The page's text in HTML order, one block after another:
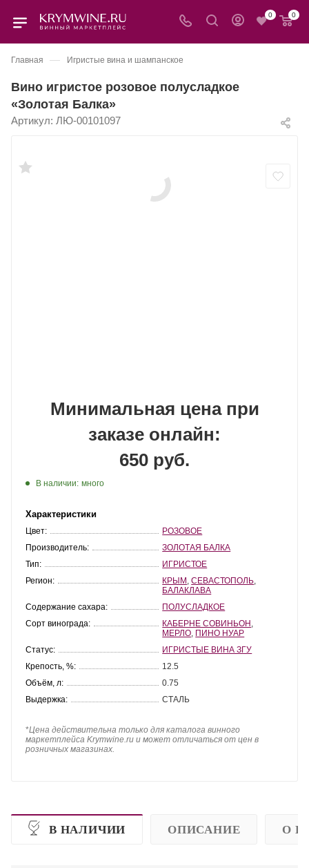
0 0
Главная — Игристые вина и шампанское
Вино игристое розовое полусладкое
«Золотая Балка»
Артикул: ЛЮ-00101097
Минимальная цена при
заказе онлайн:
650 руб.
В наличии: много
Характеристики
Цвет:
РОЗОВОЕ
Производитель:
ЗОЛОТАЯ БАЛКА
Тип:
ИГРИСТОЕ
Регион:
КРЫМ ,СЕВАСТОПОЛЬ
БАЛАКЛАВА
Содержание сахара:
ПОЛУСЛАДКОЕ
Сорт винограда:
КАБЕРНЕ СОВИНЬОН
МЕРЛО ПИНО НУАР
Статус:
ИГРИСТЫЕ ВИНА ЗГУ
Крепость, %:
12.5
Объём, л:
0.75
Выдержка:
СТАЛЬ
*Цена действительна только для каталога винного
маркетплейса Krymwine.ru и может отличаться от цен в
розничных магазинах.
В НАЛИЧИИ ОПИСАНИЕ О